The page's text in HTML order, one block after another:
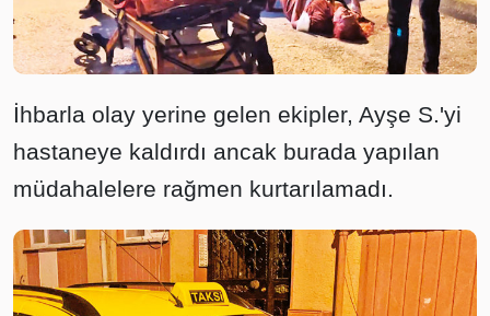
İhbarla olay yerine gelen ekipler, Ayşe S.'yi
hastaneye kaldırdı ancak burada yapılan
müdahalelere rağmen kurtarılamadı.